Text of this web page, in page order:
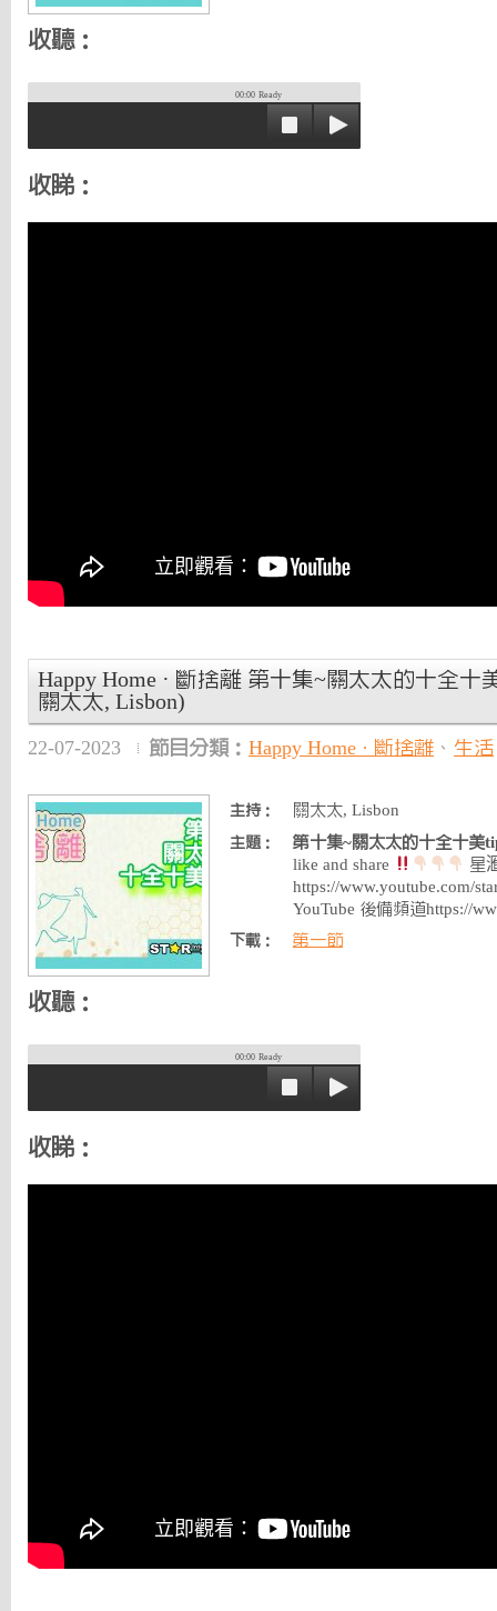
收聽：
00:00 Ready
收睇：
Happy Home · 斷捨離 第十集~關太太的十全十
關太太, Lisbon)
22-07-2023 節目分類： Happy Home · 斷捨離 、 生活
主持： 關太太, Lisbon
主題：
第十集~關太太的十全十美
like and share
星
https://www.youtube.com/
YouTube 後備頻道https://
下載： 第一節
收聽：
00:00 Ready
收睇：